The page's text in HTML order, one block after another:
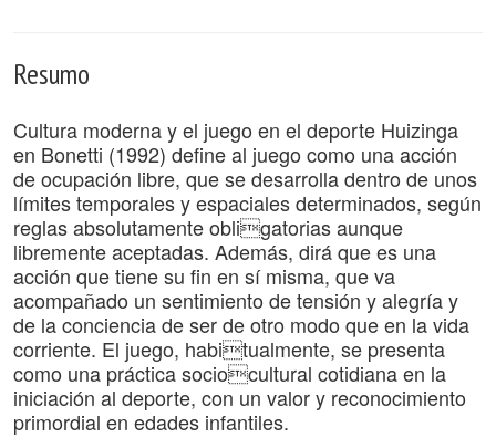
Resumo
Cultura moderna y el juego en el deporte Huizinga
en Bonetti (1992) define al juego como una acción
de ocupación libre, que se desarrolla dentro de unos
límites temporales y espaciales determinados, según
reglas absolutamente obligatorias aunque
libremente aceptadas. Además, dirá que es una
acción que tiene su fin en sí misma, que va
acompañado un sentimiento de tensión y alegría y
de la conciencia de ser de otro modo que en la vida
corriente. El juego, habitualmente, se presenta
como una práctica sociocultural cotidiana en la
iniciación al deporte, con un valor y reconocimiento
primordial en edades infantiles.